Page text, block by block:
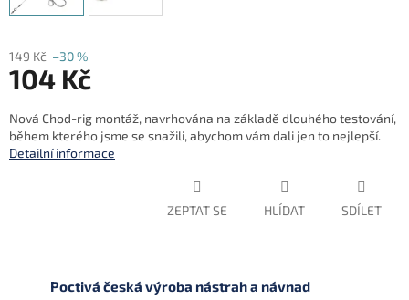
149 Kč –30 %
104 Kč
cena:
Nová Chod-rig montáž, navrhována na základě dlouhého testování,
během kterého jsme se snažili, abychom vám dali jen to nejlepší.
Detailní informace
ZEPTAT SE HLÍDAT SDÍLET
Poctivá česká výroba nástrah a návnad